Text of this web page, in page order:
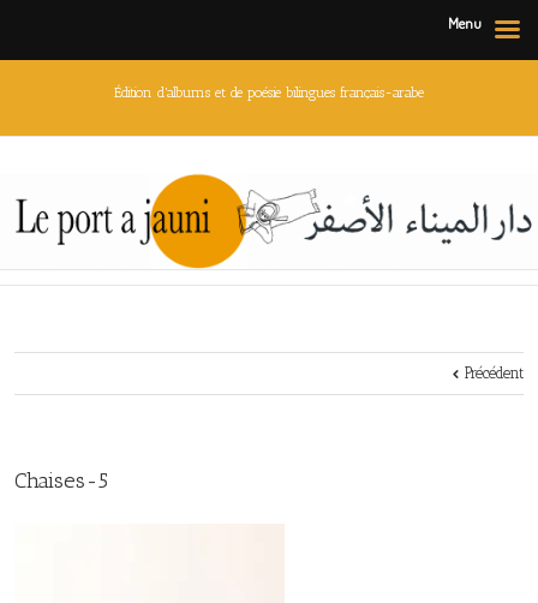
Édition d'albums et de poésie bilingues français-arabe
Précédent
Chaises-5
Menu